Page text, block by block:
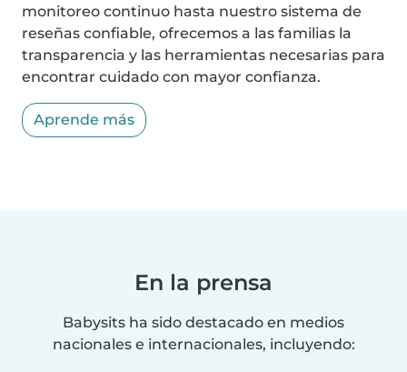
monitoreo continuo hasta nuestro sistema de
reseñas confiable, ofrecemos a las familias la
transparencia y las herramientas necesarias para
encontrar cuidado con mayor confianza.
Aprende más
En la prensa
Babysits ha sido destacado en medios
nacionales e internacionales, incluyendo: